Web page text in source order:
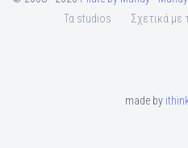
Τα studios
Σχετικά με
made by